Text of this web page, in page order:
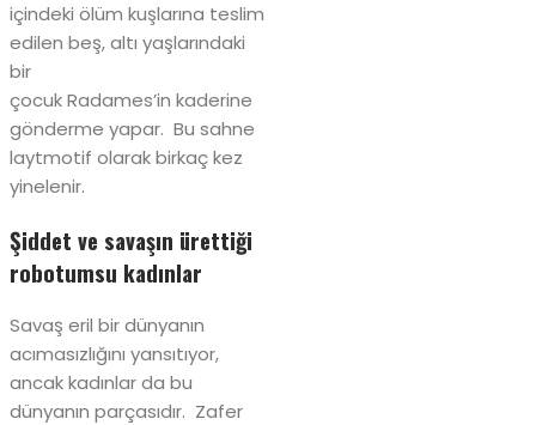
içindeki ölüm kuşlarına teslim
edilen beş, altı yaşlarındaki
bir
çocuk Radames’in kaderine
gönderme yapar. Bu sahne
laytmotif olarak birkaç kez
yinelenir.
Şiddet ve savaşın ürettiği
robotumsu kadınlar
Savaş eril bir dünyanın
acımasızlığını yansıtıyor,
ancak kadınlar da bu
dünyanın parçasıdır. Zafer